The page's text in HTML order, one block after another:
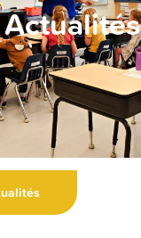
Actualités